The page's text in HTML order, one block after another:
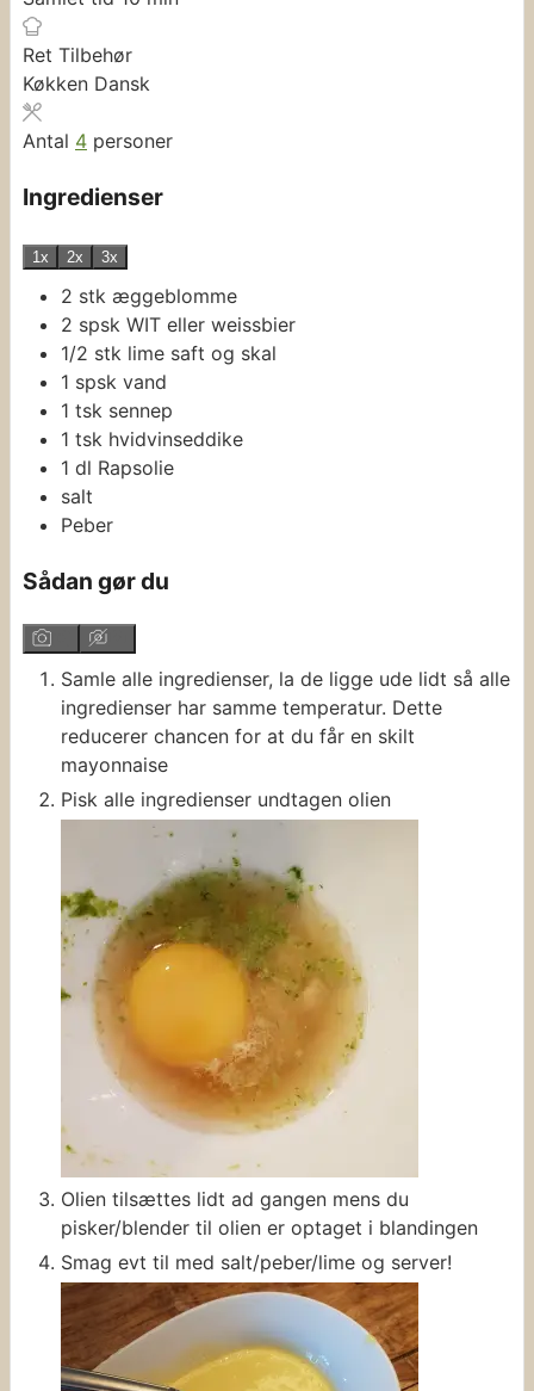
Ret Tilbehør
Køkken Dansk
Antal 4 personer
Ingredienser
1x 2x 3x
2 stk æggeblomme
2 spsk WIT eller weissbier
1/2 stk lime saft og skal
1 spsk vand
1 tsk sennep
1 tsk hvidvinseddike
1 dl Rapsolie
salt
Peber
Sådan gør du
Samle alle ingredienser, la de ligge ude lidt så alle
ingredienser har samme temperatur. Dette
reducerer chancen for at du får en skilt
mayonnaise
Pisk alle ingredienser undtagen olien
Olien tilsættes lidt ad gangen mens du
pisker/blender til olien er optaget i blandingen
Smag evt til med salt/peber/lime og server!